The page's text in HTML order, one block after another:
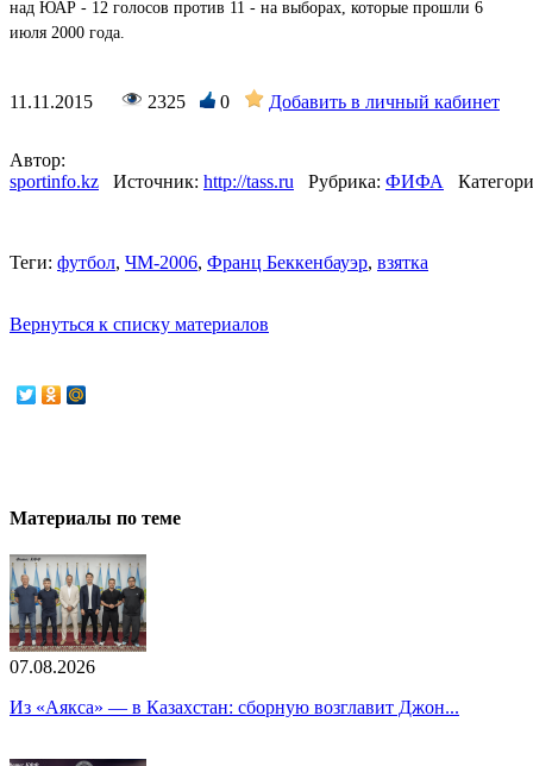
над ЮАР - 12 голосов против 11 - на выборах, которые прошли 6
июля 2000 года.
11.11.2015 2325 0 Добавить в личный кабинет
Автор:
sportinfo.kz
Источник: http://tass.ru Рубрика: ФИФА
Теги: футбол, ЧМ-2006, Франц Беккенбауэр, взятка
Вернуться к списку материалов
Материалы по теме
07.08.2026
Из «Аякса» — в Казахстан: сборную возглавит Джон...